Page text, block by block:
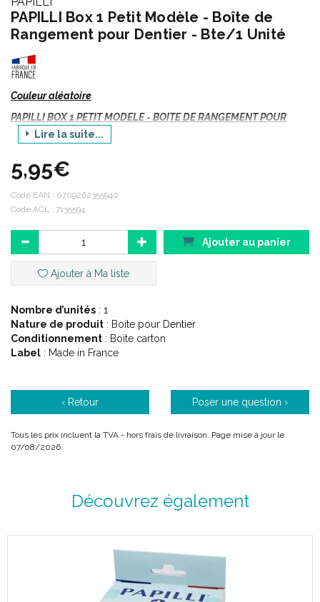
PAPILLI Box 1 Petit Modèle - Boîte de
Rangement pour Dentier - Bte/1 Unité
Couleur aléatoire
PAPILLI BOX 1 PETIT MODELE - BOITE DE RANGEMENT POUR
DENTIER - Bte/1 Unité
Depuis septembre 1978, la société GENCI-BROSSE s' applique à
développer une gamme complète et appropriée de produits
dentaire parfaite.
Description :
chocs pour petite prothèse.
Lire la suite...
5,95€
Code EAN : 0709262355940
Code ACL : 7135594
Ajouter au panier
Ajouter à Ma liste
Nombre d’unités : 1
Nature de produit : Boite pour Dentier
Conditionnement : Boite carton
Label : Made in France
‹ Retour Poser une question ›
Tous les prix incluent la TVA - hors frais de livraison. Page mise à jour le
07/08/2026.
Découvrez également